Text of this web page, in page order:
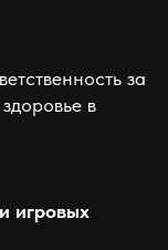
за
в
игровых